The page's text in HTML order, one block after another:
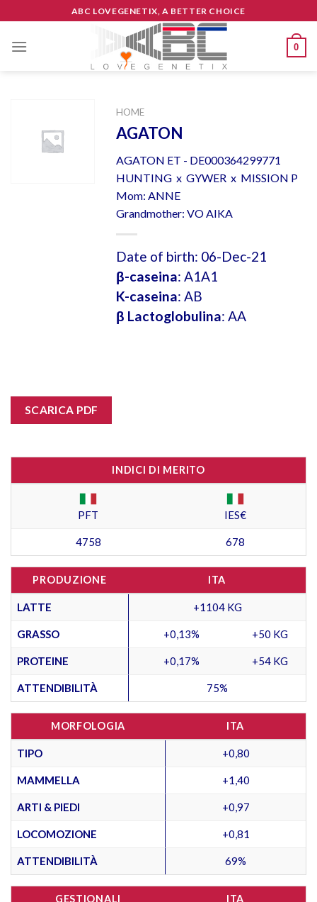
to
content
ABC LOVEGENETIX, A BETTER CHOICE
0
HOME
AGATON
AGATON ET - DE000364299771
HUNTING x GYWER x MISSION P
Mom: ANNE
Grandmother: VO AIKA
Date of birth: 06-Dec-21
β-caseina: A1A1
K-caseina: AB
β Lactoglobulina: AA
SCARICA PDF
INDICI DI MERITO
PFT IES€
4758 678
PRODUZIONE ITA
LATTE +1104 KG
GRASSO +0,13% +50 KG
PROTEINE +0,17% +54 KG
ATTENDIBILITÀ 75%
MORFOLOGIA ITA
TIPO +0,80
MAMMELLA +1,40
ARTI & PIEDI +0,97
LOCOMOZIONE +0,81
ATTENDIBILITÀ 69%
GESTIONALI ITA